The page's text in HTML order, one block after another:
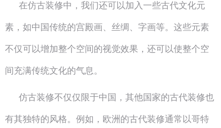
在仿古装修中，我们还可以加入一些古代文化元
素，如中国传统的宫殿画、丝绸、字画等。这些元素
不仅可以增加整个空间的视觉效果，还可以使整个空
间充满传统文化的气息。
仿古装修不仅仅限于中国，其他国家的古代装修也
有其独特的风格。例如，欧洲的古代装修通常以哥特